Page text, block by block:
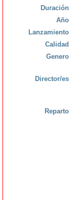
Duración
Año
Lanzamiento
Calidad
Genero
Director/es
Reparto